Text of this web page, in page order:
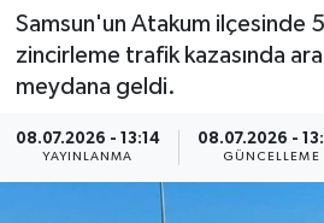
Samsun'un Atakum ilçesinde 5
zincirleme trafik kazasında
meydana geldi.
08.07.2026 - 13:14
YAYINLANMA
08.07.2026 -
GÜNCELLEME